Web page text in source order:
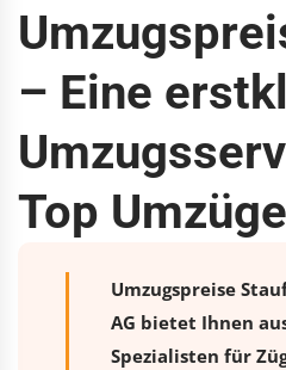
– Eine
Top
Umzugspreise
AG bietet Ihnen
Spezialisten für